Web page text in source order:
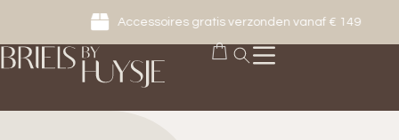
Accessoires gratis verzonden vanaf € 149